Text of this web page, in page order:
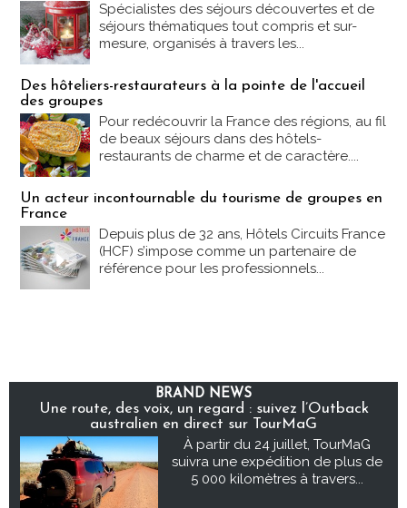
Spécialistes des séjours découvertes et de
séjours thématiques tout compris et sur-
mesure, organisés à travers les...
Des hôteliers-restaurateurs à la pointe de l'accueil
des groupes
Pour redécouvrir la France des régions, au fil
de beaux séjours dans des hôtels-
restaurants de charme et de caractère....
Un acteur incontournable du tourisme de groupes en
France
Depuis plus de 32 ans, Hôtels Circuits France
(HCF) s’impose comme un partenaire de
référence pour les professionnels...
BRAND NEWS
Une route, des voix, un regard : suivez l’Outback
australien en direct sur TourMaG
À partir du 24 juillet, TourMaG
suivra une expédition de plus de
5 000 kilomètres à travers...